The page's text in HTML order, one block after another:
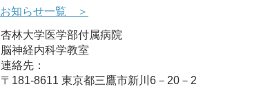
​お知らせ一覧 ＞
杏林大学医学部付属病院
脳神経内科学教室
連絡先：
〒181-8611 東京都三鷹市新川6－20－2